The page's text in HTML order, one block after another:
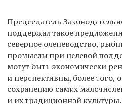
Председатель
поддержал такое
северное оленеводство,
промыслы при целевой
могут быть экономически
и перспективны, более того,
сохранению самих
и их традиционной культуры.